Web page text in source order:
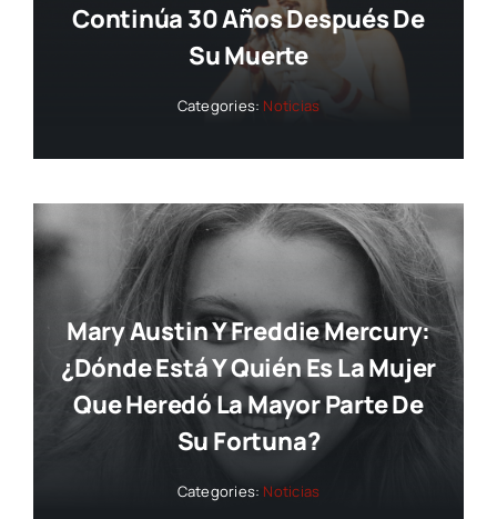
Continúa 30 Años Después De
Su Muerte
Categories: Noticias
Mary Austin Y Freddie Mercury:
¿dónde Está Y Quién Es La Mujer
Que Heredó La Mayor Parte De
Su Fortuna?
Categories: Noticias